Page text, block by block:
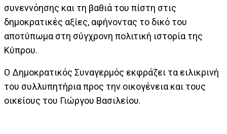
συνεννόησης και τη βαθιά του πίστη στις
δημοκρατικές αξίες, αφήνοντας το δικό του
αποτύπωμα στη σύγχρονη πολιτική ιστορία της
Κύπρου.
Ο Δημοκρατικός Συναγερμός εκφράζει τα ειλικρινή
του συλλυπητήρια προς την οικογένεια και τους
οικείους του Γιώργου Βασιλείου.